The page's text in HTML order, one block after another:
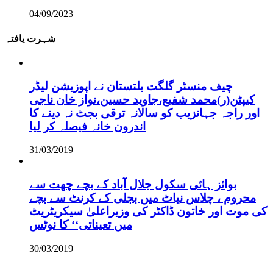
04/09/2023
شہرت یافتہ
چیف منسٹر گلگت بلتستان نے اپوزیشن لیڈر
کیپٹن(ر)محمد شفیع،جاوید حسین،نواز خان ناجی
اور راجہ جہانزیب کو سالانہ ترقی بجٹ نہ دینے کا
اندرون خانہ فیصلہ کر لیا
31/03/2019
بوائز ہائی سکول جلال آباد کے بچے چھت سے
محروم ، چلاس نیاٹ میں بجلی کے کرنٹ سے بچے
کی موت اور خاتون ڈاکٹر کی وزیراعلیٰ سیکریٹریٹ
میں تعیناتی‘‘ کا نوٹس
30/03/2019